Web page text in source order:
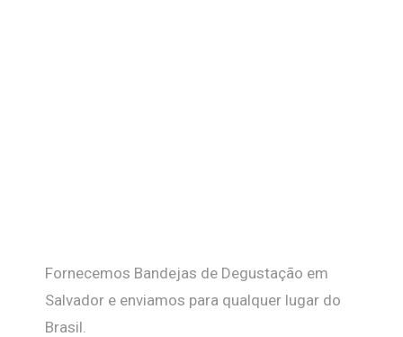
Fornecemos Bandejas de Degustação em
Salvador e enviamos para qualquer lugar do
Brasil.